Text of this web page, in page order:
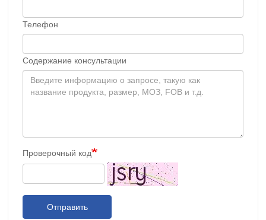
Телефон
Содержание консультации
Проверочный код
Отправить